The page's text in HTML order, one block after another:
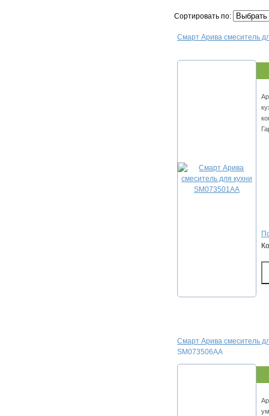
Сортировать по:
Смарт Арива смеситель
Смарт Арива смеситель
SM073506AA